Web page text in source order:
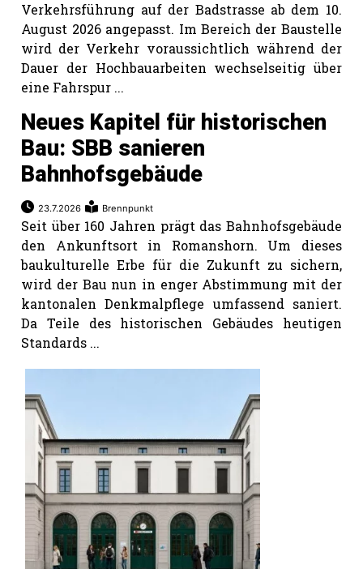
Verkehrsführung auf der Badstrasse ab dem 10.
August 2026 angepasst. Im Bereich der Baustelle
wird der Verkehr voraussichtlich während der
Dauer der Hochbauarbeiten wechselseitig über
eine Fahrspur ...
Neues Kapitel für historischen
Bau: SBB sanieren
Bahnhofsgebäude
23.7.2026 Brennpunkt
Seit über 160 Jahren prägt das Bahnhofsgebäude
den Ankunftsort in Romanshorn. Um dieses
baukulturelle Erbe für die Zukunft zu sichern,
wird der Bau nun in enger Abstimmung mit der
kantonalen Denkmalpflege umfassend saniert.
Da Teile des historischen Gebäudes heutigen
Standards ...